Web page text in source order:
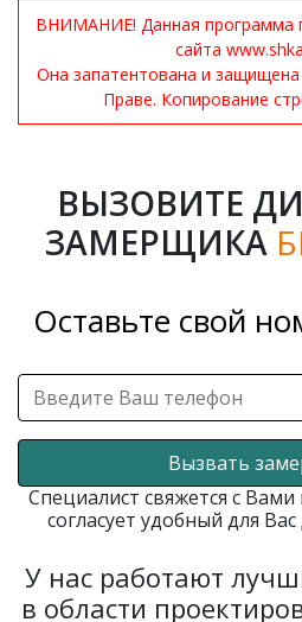
ВНИМАНИЕ! Данная программа
сайта
Она запатентована и
Праве. Копирование
ВЫЗОВИТЕ
ЗАМЕРЩИКА
Оставьте свой
Вызвать
Специалист свяжется с
согласует удобный для
У нас работают
в области